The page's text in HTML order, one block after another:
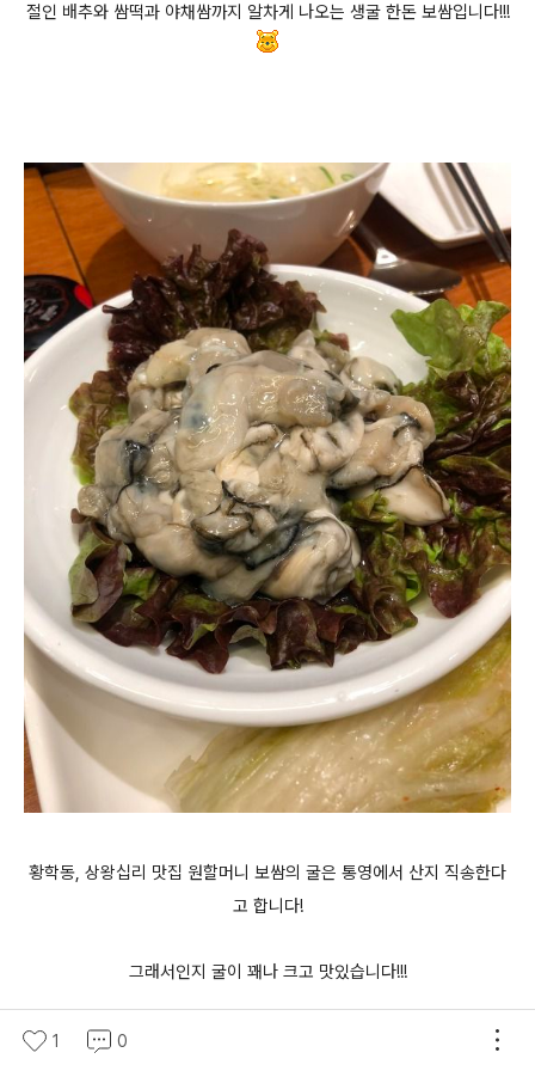
절인 배추와 쌈떡과 야채쌈까지 알차게 나오는 생굴 한돈 보쌈입니다!!!
황학동, 상왕십리 맛집 원할머니 보쌈의 굴은 통영에서 산지 직송한다
고 합니다!
그래서인지 굴이 꽤나 크고 맛있습니다!!!
1 0